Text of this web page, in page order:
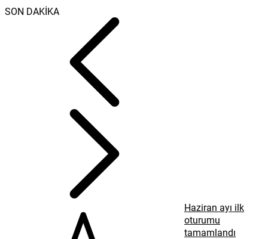
SON DAKİKA
Haziran ayı ilk
oturumu
tamamlandı